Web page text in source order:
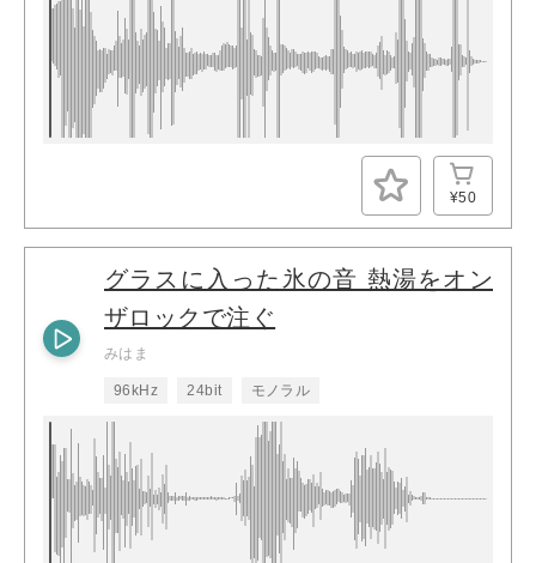
¥50
グラスに入った氷の音 熱湯をオン
ザロックで注ぐ
みはま
96kHz 24bit モノラル